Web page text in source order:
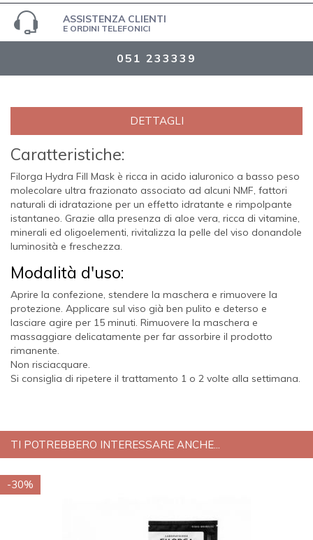
ASSISTENZA CLIENTI
E ORDINI TELEFONICI
051 233339
DETTAGLI
Caratteristiche:
Filorga Hydra Fill Mask è ricca in acido ialuronico a basso peso
molecolare ultra frazionato associato ad alcuni NMF, fattori
naturali di idratazione per un effetto idratante e rimpolpante
istantaneo. Grazie alla presenza di aloe vera, ricca di vitamine,
minerali ed oligoelementi, rivitalizza la pelle del viso donandole
luminosità e freschezza.
Modalità d'uso:
Aprire la confezione, stendere la maschera e rimuovere la
protezione. Applicare sul viso già ben pulito e deterso e
lasciare agire per 15 minuti. Rimuovere la maschera e
massaggiare delicatamente per far assorbire il prodotto
rimanente.
Non risciacquare.
Si consiglia di ripetere il trattamento 1 o 2 volte alla settimana.
TI POTREBBERO INTERESSARE ANCHE...
-30%